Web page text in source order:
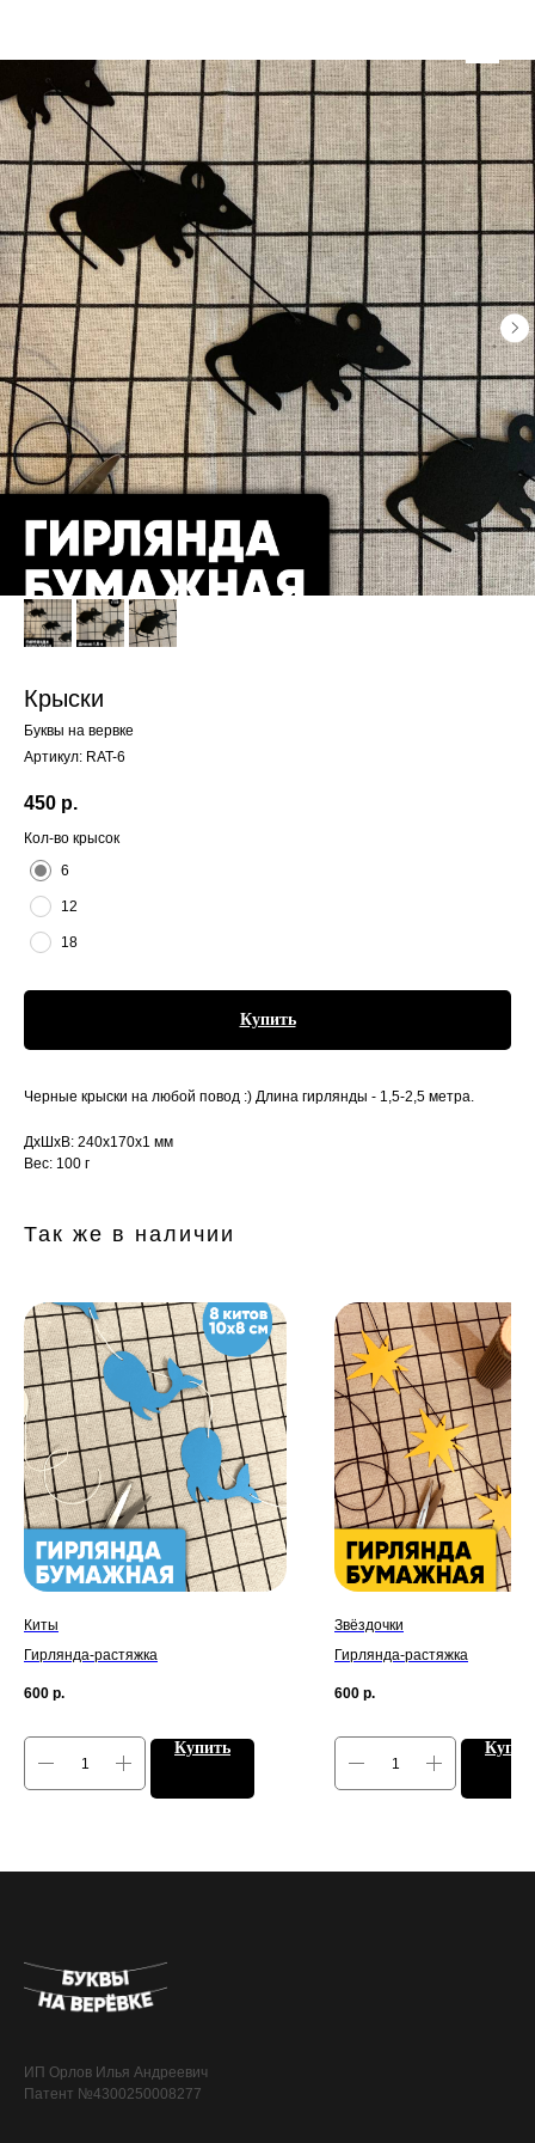
Крыски
Буквы на вервке
Артикул: RAT-6
450 р.
Кол-во крысок
6
12
18
Купить
Черные крыски на любой повод :) Длина гирлянды - 1,5-2,5 метра.
ДxШxВ: 240x170x1 мм
Вес: 100 г
Так же в наличии
Киты
Гирлянда-растяжка
600 р.
Купить
Звёздочки
Гирлянда-растяжка
600 р.
ИП Орлов Илья Андреевич
Патент №4300250008277